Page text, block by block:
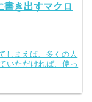
き出すマクロ
しまえば、多くの人
いただければ、使っ